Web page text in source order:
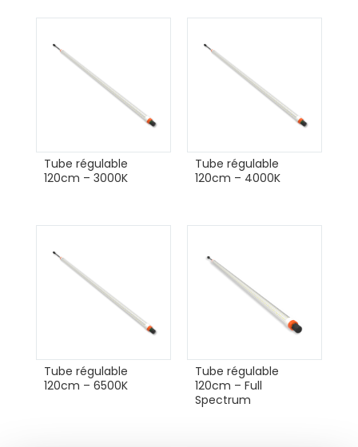
Tube régulable
120cm – 3000K
Tube régulable
120cm – 4000K
Tube régulable
120cm – 6500K
Tube régulable
120cm – Full
Spectrum